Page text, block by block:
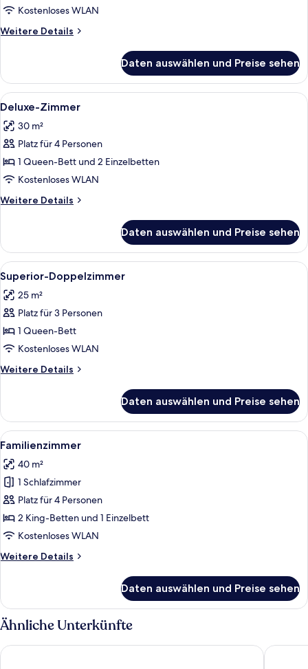
Kostenloses WLAN
Weitere Details
Weitere
Doppelzimmer
Daten auswählen und Preise sehen
Alle
Fotos
für
Deluxe-
Zimmer
anzeigen
Ein modernes Hotelzimmer mit
7
Deluxe-Zimmer
30 m²
Platz für 4 Personen
1 Queen-Bett und 2 Einzelbetten
Kostenloses WLAN
Weitere Details
Weitere
Zimmer
Daten auswählen und Preise sehen
Alle
Fotos
für
Superior-
Doppelzimmer
anzeigen
Ein modernes Schlafzimmer mit
5
Superior-Doppelzimmer
25 m²
Platz für 3 Personen
1 Queen-Bett
Kostenloses WLAN
Weitere Details
Weitere
Doppelzimmer
Daten auswählen und Preise sehen
Alle
Fotos
für
Familienzimmer
anzeigen
Ein Hotelzimmer mit zwei Betten,
7
Familienzimmer
40 m²
1 Schlafzimmer
Platz für 4 Personen
2 King-Betten und 1 Einzelbett
Kostenloses WLAN
Weitere Details
Weitere
Daten auswählen und Preise sehen
Ähnliche Unterkünfte
La Farigoule Hôtel La